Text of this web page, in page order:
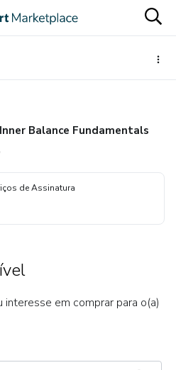
Balance Fundamentals
de Assinatura
em comprar para o(a)